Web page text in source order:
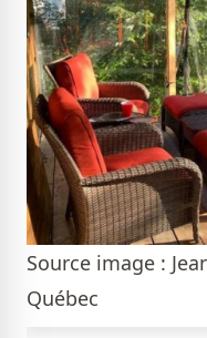
Source image :
Québec